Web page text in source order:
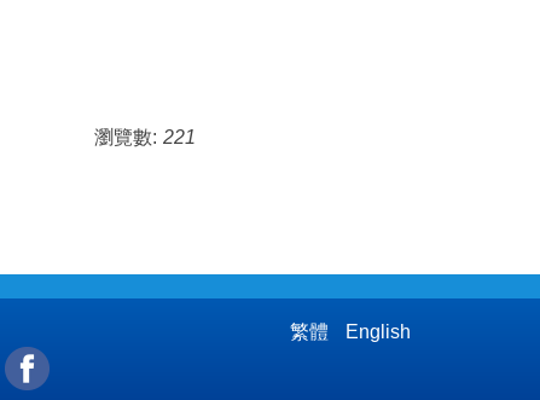
瀏覽數: 221
繁體 English